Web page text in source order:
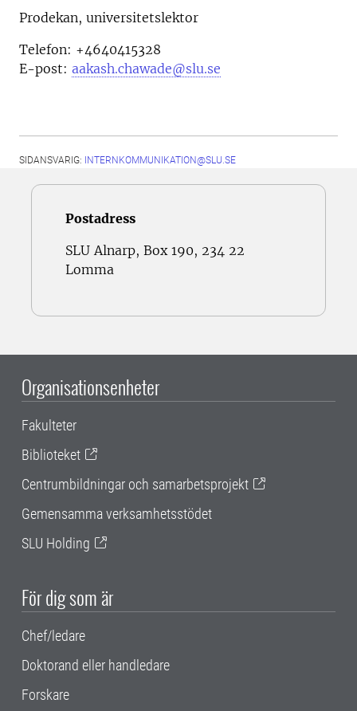
Prodekan, universitetslektor
Telefon: +4640415328
E-post: aakash.chawade@slu.se
SIDANSVARIG: INTERNKOMMUNIKATION@SLU.SE
Postadress
SLU Alnarp, Box 190, 234 22
Lomma
Organisationsenheter
Fakulteter
Biblioteket
Centrumbildningar och samarbetsprojekt
Gemensamma verksamhetsstödet
SLU Holding
För dig som är
Chef/ledare
Doktorand eller handledare
Forskare